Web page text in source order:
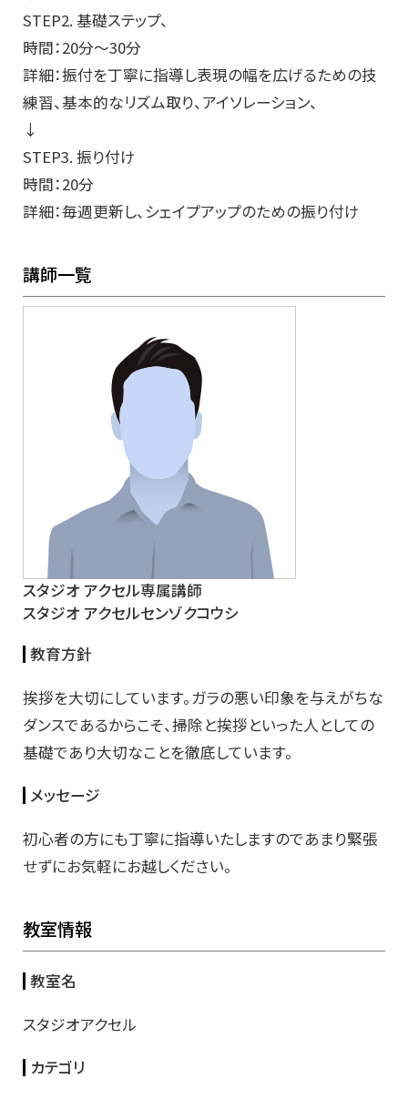
STEP2. 基礎ステップ、
時間：20分～30分
詳細：振付を丁寧に指導し表現の幅を広げるための技
練習、基本的なリズム取り、アイソレーション、
↓
STEP3. 振り付け
時間：20分
詳細：毎週更新し、シェイプアップのための振り付け
講師一覧
スタジオ アクセル専属講師
スタジオ アクセルセンゾクコウシ
教育方針
挨拶を大切にしています。ガラの悪い印象を与えがちな
ダンスであるからこそ、掃除と挨拶といった人としての
基礎であり大切なことを徹底しています。
メッセージ
初心者の方にも丁寧に指導いたしますのであまり緊張
せずにお気軽にお越しください。
教室情報
教室名
スタジオアクセル
カテゴリ